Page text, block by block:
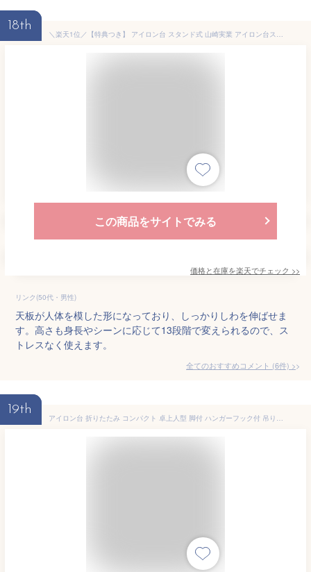
18th
＼楽天1位／【特典つき】 アイロン台 スタンド式 山崎実業 アイロン台スタンド おしゃれ 人体型アイロン台 スタンド式アイロン台 プレミアム アルミコート 折りたたみ 高さ調節 仕上げ馬 スリム 立ったまま スチームアイロン かけやすい コンパクト 母の日 7317 netc5
この商品をサイトでみる
価格と在庫を楽天でチェック >>
リンク(50代・男性)
天板が人体を模した形になっており、しっかりしわを伸ばせま
す。高さも身長やシーンに応じて13段階で変えられるので、ス
トレスなく使えます。
全てのおすすめコメント (6件) >
19th
アイロン台 折りたたみ コンパクト 卓上人型 脚付 ハンガーフック付 吊り下げ コンパクト収納 アルミコーティング シャツ ブラウス 袖口 肩 首周り アイロン掛け 卓上用 折り畳み 新生活 人型アイロン 1530D-12 *